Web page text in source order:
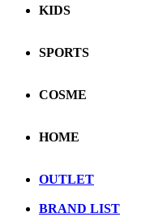
KIDS
SPORTS
COSME
HOME
OUTLET
BRAND LIST